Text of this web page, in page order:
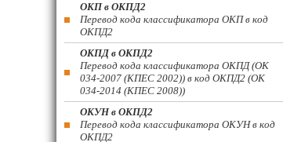
ОКП в ОКПД2
Перевод кода классификатора ОКП в код
ОКПД2
ОКПД в ОКПД2
Перевод кода классификатора ОКПД (ОК
034-2007 (КПЕС 2002)) в код ОКПД2 (ОК
034-2014 (КПЕС 2008))
ОКУН в ОКПД2
Перевод кода классификатора ОКУН в код
ОКПД2